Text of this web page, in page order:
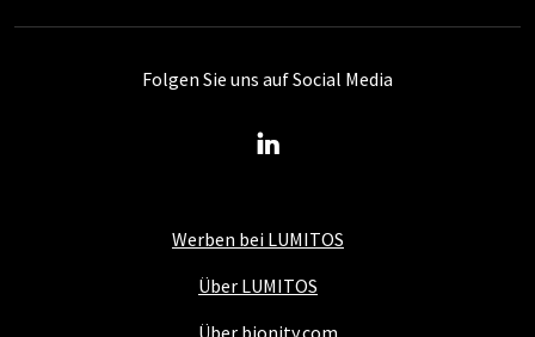
Werben bei LUMITOS
Über LUMITOS
Folgen Sie uns auf Social Media